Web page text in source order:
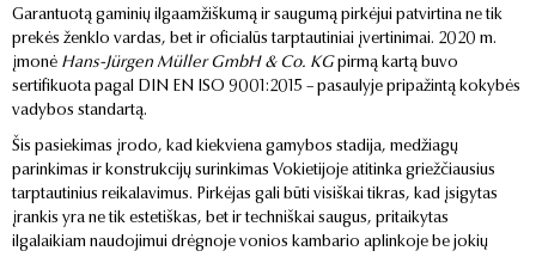
Garantuotą gaminių ilgaamžiškumą ir saugumą pirkėjui patvirtina ne tik
prekės ženklo vardas, bet ir oficialūs tarptautiniai įvertinimai. 2020 m.
įmonė Hans-Jürgen Müller GmbH & Co. KG pirmą kartą buvo
sertifikuota pagal DIN EN ISO 9001:2015 – pasaulyje pripažintą kokybės
vadybos standartą.
Šis pasiekimas įrodo, kad kiekviena gamybos stadija, medžiagų
parinkimas ir konstrukcijų surinkimas Vokietijoje atitinka griežčiausius
tarptautinius reikalavimus. Pirkėjas gali būti visiškai tikras, kad įsigytas
įrankis yra ne tik estetiškas, bet ir techniškai saugus, pritaikytas
ilgalaikiam naudojimui drėgnoje vonios kambario aplinkoje be jokių